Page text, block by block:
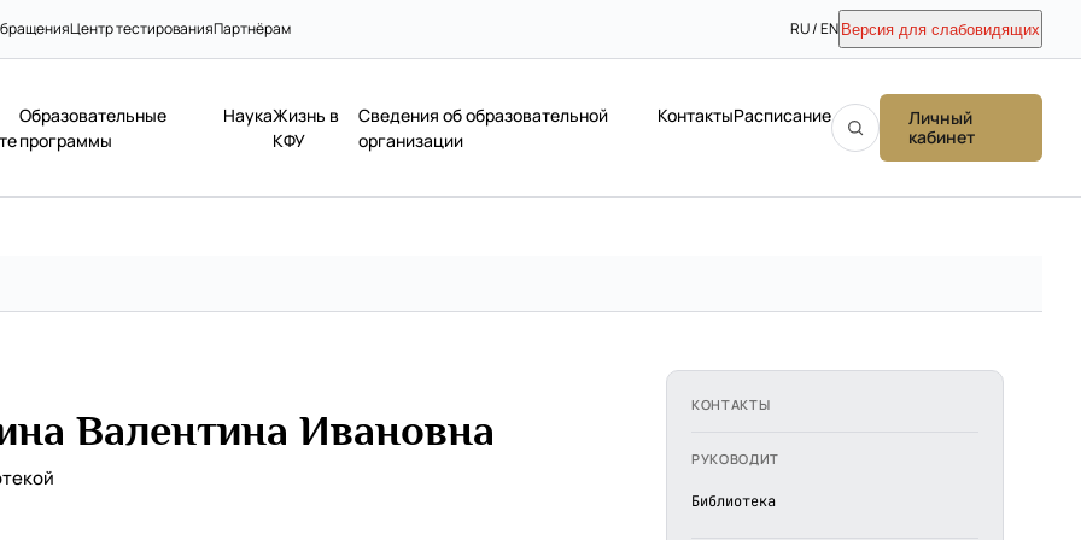
Центр тестированияПартнёрам RU / EN Версия для слабовидящих
Образовательные
программы
НаукаЖизнь в
КФУ
Сведения об образовательной
организации
КонтактыРасписание
Личный
кабинет
Валентина Ивановна
КОНТАКТЫ
РУКОВОДИТ
Библиотека